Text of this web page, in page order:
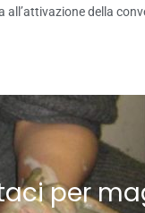
all’attivazione della
per